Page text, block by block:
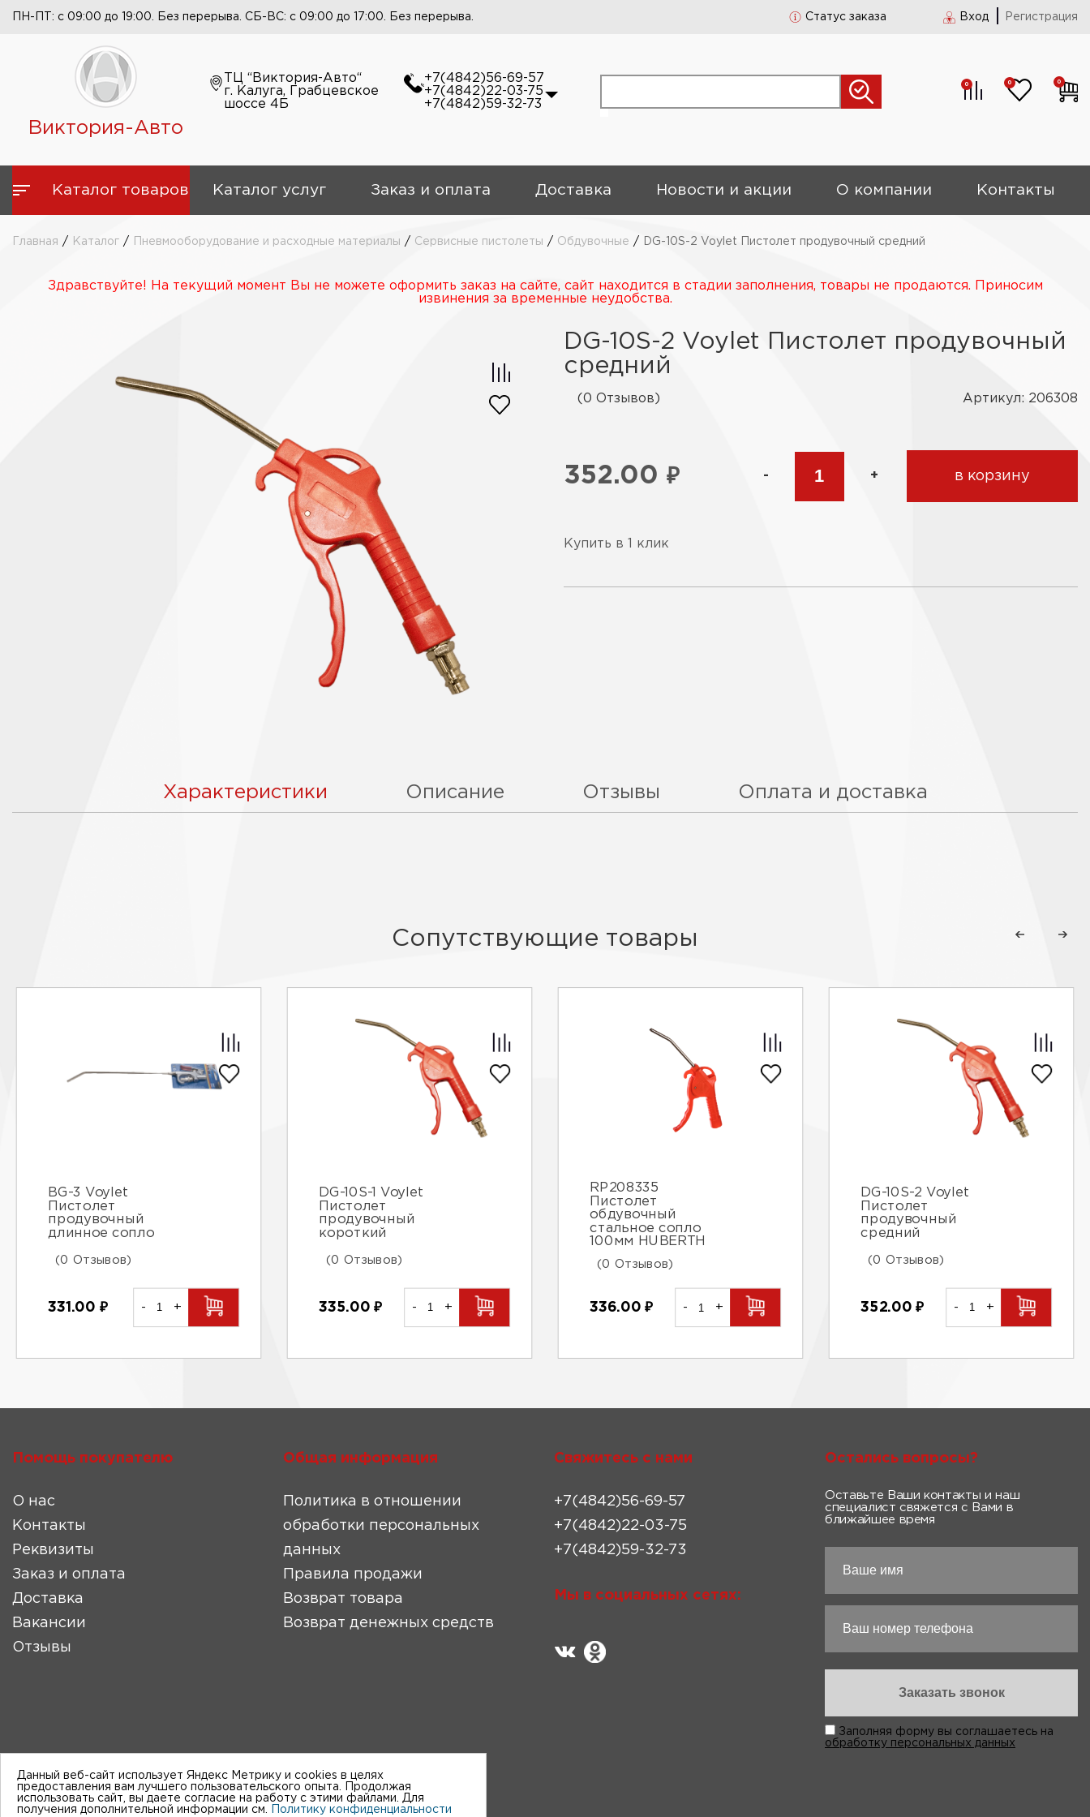
ПН-ПТ: с 09:00 до 19:00. Без перерыва. СБ-ВС: с 09:00 до 17:00. Без перерыва. Статус заказа Вход Регистрация
Виктория-Авто
ТЦ “Виктория-Авто“
г. Калуга, Грабцевское
шоссе 4Б
+7(4842)56-69-57
+7(4842)22-03-75
+7(4842)59-32-73
0 0 0
Каталог товаров Каталог услуг Заказ и оплата Доставка Новости и акции О компании Контакты
Главная / Каталог / Пневмооборудование и расходные материалы / Сервисные пистолеты / Обдувочные / DG-10S-2 Voylet Пистолет продувочный средний
Здравствуйте! На текущий момент Вы не можете оформить заказ на сайте, сайт находится в стадии заполнения, товары не продаются. Приносим
извинения за временные неудобства.
DG-10S-2 Voylet Пистолет продувочный
средний
(0 Отзывов) Артикул: 206308
352.00 ₽ - + в корзину
Купить в 1 клик
Характеристики Описание Отзывы Оплата и доставка
Сопутствующие товары
BG-3 Voylet
Пистолет
продувочный
длинное сопло
(0 Отзывов)
331.00 ₽ - +
DG-10S-1 Voylet
Пистолет
продувочный
короткий
(0 Отзывов)
335.00₽ - +
RP208335
Пистолет
обдувочный
стальное сопло
100мм HUBERTH
(0 Отзывов)
336.00₽ - +
DG-10S-2 Voylet
Пистолет
продувочный
средний
(0 Отзывов)
352.00₽ - +
Помощь покупателю
О нас
Контакты
Реквизиты
Заказ и оплата
Доставка
Вакансии
Отзывы
Общая информация
Политика в отношении
обработки персональных
данных
Правила продажи
Возврат товара
Возврат денежных средств
Свяжитесь с нами
+7(4842)56-69-57
+7(4842)22-03-75
+7(4842)59-32-73
Мы в социальных сетях:
Остались вопросы?
Оставьте Ваши контакты и наш
специалист свяжется с Вами в
ближайшее время
Заполняя форму вы соглашаетесь на
обработку персональных данных
Данный веб-сайт использует Яндекс Метрику и cookies в целях
предоставления вам лучшего пользовательского опыта. Продолжая
использовать сайт, вы даете согласие на работу с этими файлами. Для
получения дополнительной информации см.
Политику конфиденциальности